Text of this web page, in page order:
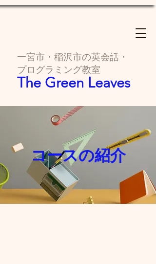
一宮市・稲沢市の英会話・
プログラミング教室
The Green Leaves
​コースの紹介